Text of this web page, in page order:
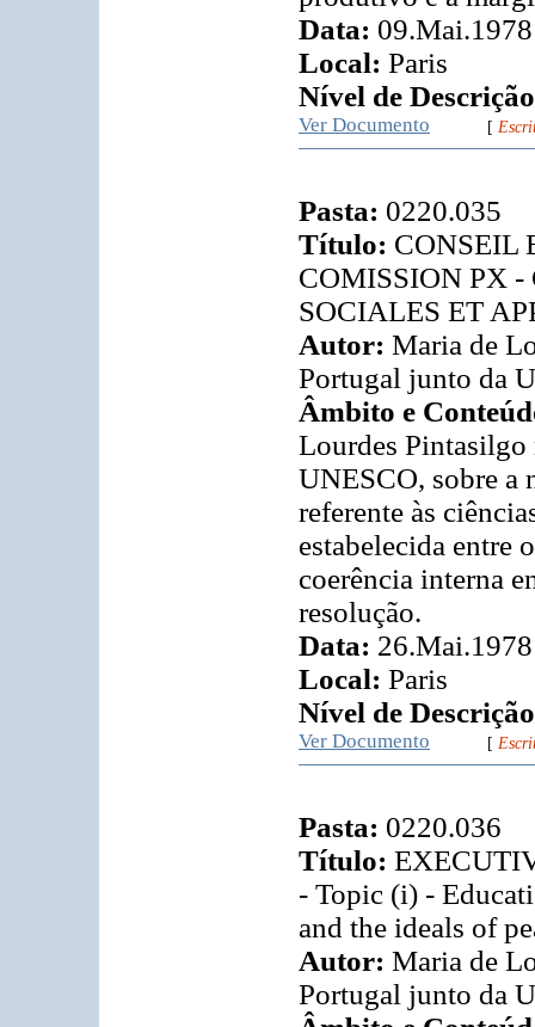
Data: 09.Mai.1978
Local: Paris
Nível de
Ver Documento [
Pasta: 0220.035
Título: CONSEIL
COMISSION PX -
SOCIALES ET
Autor: Maria de
Portugal junto da
Âmbito e
Lourdes Pintasilgo
UNESCO, sobre a
referente às
estabelecida entre
coerência interna
resolução.
Data: 26.Mai.1978
Local: Paris
Nível de
Ver Documento [
Pasta: 0220.036
Título:
- Topic (i) -
and the ideals of
Autor: Maria de
Portugal junto da